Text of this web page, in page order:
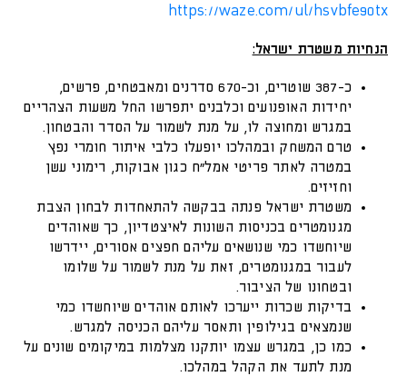
https://waze.com/ul/hsvbfe90tx
הנחיות משטרת ישראל:
כ-387 שוטרים, וכ-670 סדרנים ומאבטחים, פרשים,
יחידות האופנועים וכלבנים יתפרשו החל משעות הצהריים
במגרש ומחוצה לו, על מנת לשמור על הסדר והבטחון.
טרם המשחק ובמהלכו יופעלו כלבי איתור חומרי נפץ
במטרה לאתר פריטי אמל"ח כגון אבוקות, רימוני עשן
וחזיזים.
משטרת ישראל פנתה בבקשה להתאחדות לבחון הצבת
מגנומטרים בכניסות השונות לאיצטדיון, כך שאוהדים
שיוחשדו כמי שנושאים עליהם חפצים אסורים, יידרשו
לעבור במגנומטרים, זאת על מנת לשמור על שלומו
ובטחונו של הציבור.
בדיקות שכרות ייערכו לאותם אוהדים שיוחשדו כמי
שנמצאים בגילופין ותאסר עליהם הכניסה למגרש.
כמו כן, במגרש עצמו יותקנו מצלמות במיקומים שונים על
מנת לתעד את הקהל במהלכו.